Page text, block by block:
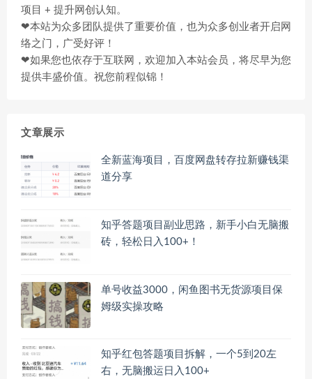
项目 + 提升网创认知。
❤本站为众多团队提供了重要价值，也为众多创业者开启网
络之门，广受好评！
❤如果您也依存于互联网，欢迎加入本站会员，将尽早为您
提供丰盛价值。祝您前程似锦！
文章展示
全新蓝海项目，百度网盘转存拉新赚钱渠
道分享
知乎答题项目副业思路，新手小白无脑搬
砖，轻松日入100+！
单号收益3000，闲鱼图书无货源项目保
姆级实操攻略
知乎红包答题项目拆解，一个5到20左
右，无脑搬运日入100+